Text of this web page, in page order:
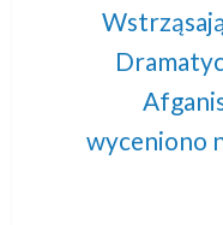
Nextwyceniono